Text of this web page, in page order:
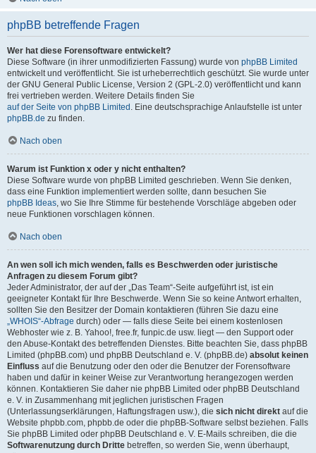
phpBB betreffende Fragen
Wer hat diese Forensoftware entwickelt?
Diese Software (in ihrer unmodifizierten Fassung) wurde von phpBB Limited
entwickelt und veröffentlicht. Sie ist urheberrechtlich geschützt. Sie wurde unter
der GNU General Public License, Version 2 (GPL-2.0) veröffentlicht und kann
frei vertrieben werden. Weitere Details finden Sie
auf der Seite von phpBB Limited . Eine deutschsprachige Anlaufstelle ist unter
phpBB.de zu finden.
Nach oben
Warum ist Funktion x oder y nicht enthalten?
Diese Software wurde von phpBB Limited geschrieben. Wenn Sie denken,
dass eine Funktion implementiert werden sollte, dann besuchen Sie
phpBB Ideas, wo Sie Ihre Stimme für bestehende Vorschläge abgeben oder
neue Funktionen vorschlagen können.
Nach oben
An wen soll ich mich wenden, falls es Beschwerden oder juristische
Anfragen zu diesem Forum gibt?
Jeder Administrator, der auf der „Das Team“-Seite aufgeführt ist, ist ein
geeigneter Kontakt für Ihre Beschwerde. Wenn Sie so keine Antwort erhalten,
sollten Sie den Besitzer der Domain kontaktieren (führen Sie dazu eine
„WHOIS“-Abfrage durch) oder — falls diese Seite bei einem kostenlosen
Webhoster wie z. B. Yahoo!, free.fr, funpic.de usw. liegt — den Support oder
den Abuse-Kontakt des betreffenden Dienstes. Bitte beachten Sie, dass phpBB
Limited (phpBB.com) und phpBB Deutschland e. V. (phpBB.de) absolut keinen
Einfluss auf die Benutzung oder den oder die Benutzer der Forensoftware
haben und dafür in keiner Weise zur Verantwortung herangezogen werden
können. Kontaktieren Sie daher nie phpBB Limited oder phpBB Deutschland
e. V. in Zusammenhang mit jeglichen juristischen Fragen
(Unterlassungserklärungen, Haftungsfragen usw.), die sich nicht direkt auf die
Website phpbb.com, phpbb.de oder die phpBB-Software selbst beziehen. Falls
Sie phpBB Limited oder phpBB Deutschland e. V. E-Mails schreiben, die die
Softwarenutzung durch Dritte betreffen, so werden Sie, wenn überhaupt,